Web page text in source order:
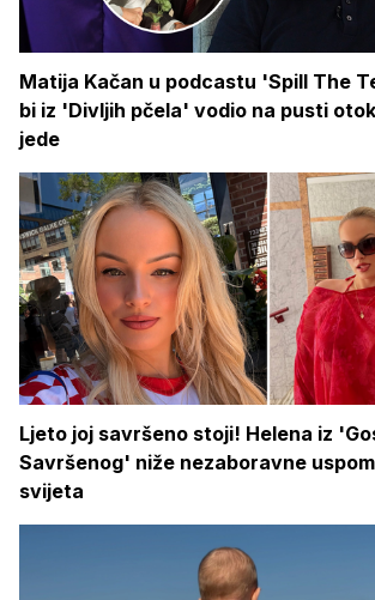
Matija Kačan u podcastu 'Spill The
bi iz 'Divljih pčela' vodio na pusti
jede
Ljeto joj savršeno stoji! Helena iz
Savršenog' niže nezaboravne
svijeta